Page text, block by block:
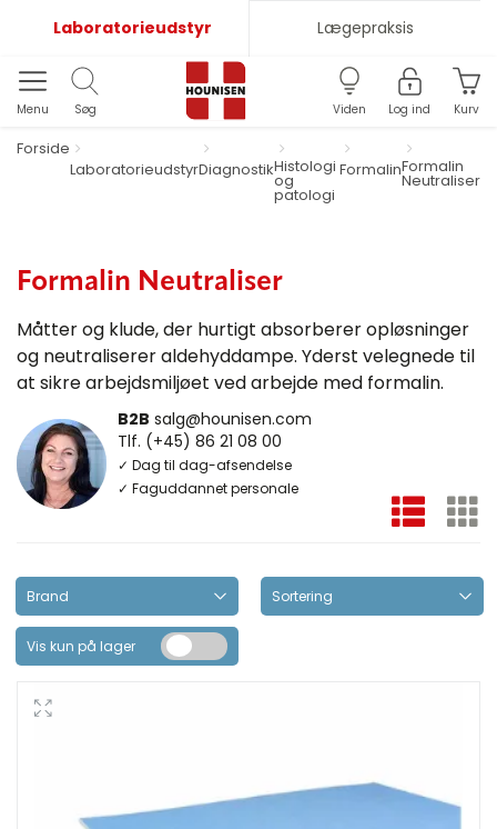
Laboratorieudstyr Lægepraksis
Menu Søg Viden Log ind Kurv
Forside
LaboratorieudstyrDiagnostikHistologi
og
patologi
FormalinFormalin
Neutraliser
Formalin Neutraliser
Måtter og klude, der hurtigt absorberer opløsninger
og neutraliserer aldehyddampe. Yderst velegnede til
at sikre arbejdsmiljøet ved arbejde med formalin.
B2B salg@hounisen.com
Tlf. (+45) 86 21 08 00
✓ Dag til dag-afsendelse
✓ Faguddannet personale
Vis kun på lager